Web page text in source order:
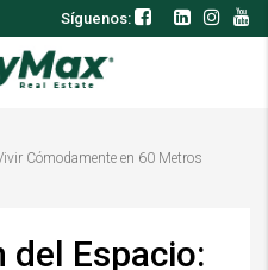
Síguenos:
Cómodamente en 60 Metros
del Espacio: